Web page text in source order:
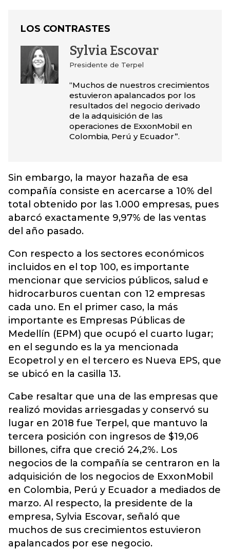
LOS CONTRASTES
Sylvia Escovar
Presidente de Terpel
“Muchos de nuestros crecimientos
estuvieron apalancados por los
resultados del negocio derivado
de la adquisición de las
operaciones de ExxonMobil en
Colombia, Perú y Ecuador”.
Sin embargo, la mayor hazaña de esa
compañía consiste en acercarse a 10% del
total obtenido por las 1.000 empresas, pues
abarcó exactamente 9,97% de las ventas
del año pasado.
Con respecto a los sectores económicos
incluidos en el top 100, es importante
mencionar que servicios públicos, salud e
hidrocarburos cuentan con 12 empresas
cada uno. En el primer caso, la más
importante es Empresas Públicas de
Medellín (EPM) que ocupó el cuarto lugar;
en el segundo es la ya mencionada
Ecopetrol y en el tercero es Nueva EPS, que
se ubicó en la casilla 13.
Cabe resaltar que una de las empresas que
realizó movidas arriesgadas y conservó su
lugar en 2018 fue Terpel, que mantuvo la
tercera posición con ingresos de $19,06
billones, cifra que creció 24,2%. Los
negocios de la compañía se centraron en la
adquisición de los negocios de ExxonMobil
en Colombia, Perú y Ecuador a mediados de
marzo. Al respecto, la presidente de la
empresa, Sylvia Escovar, señaló que
muchos de sus crecimientos estuvieron
apalancados por ese negocio.